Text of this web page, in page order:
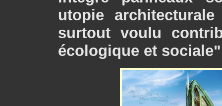
utopie
surtout voulu
écologique et